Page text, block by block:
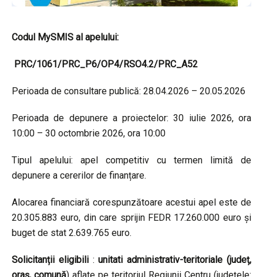
Codul MySMIS al apelului:
PRC/1061/PRC_P6/OP4/RSO4.2/PRC_A52
Perioada de consultare publică: 28.04.2026 – 20.05.2026
Perioada de depunere a proiectelor: 30 iulie 2026, ora
10:00 – 30 octombrie 2026, ora 10:00
Tipul apelului: apel competitiv cu termen limită de
depunere a cererilor de finanțare.
Alocarea financiară corespunzătoare acestui apel este de
20.305.883 euro, din care sprijin FEDR 17.260.000 euro și
buget de stat 2.639.765 euro.
Solicitanții eligibili:unitati administrativ-teritoriale (județ,